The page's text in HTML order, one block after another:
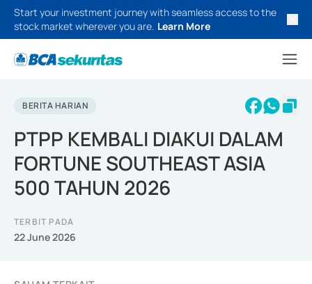
Start your investment journey with seamless access to the
stock market wherever you are. Learn More
BERITA HARIAN
PTPP KEMBALI DIAKUI DALAM
FORTUNE SOUTHEAST ASIA
500 TAHUN 2026
TERBIT PADA
22 June 2026